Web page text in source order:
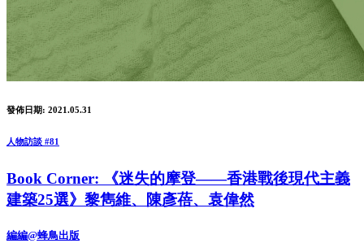
發佈日期: 2021.05.31
人物訪談 #81
Book Corner: 《迷失的摩登——香港戰後現代主義
建築25選》黎雋維、陳彥蓓、袁偉然
編編@蜂鳥出版